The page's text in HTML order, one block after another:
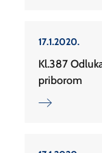
17.1.2020.
Kl.387
priborom